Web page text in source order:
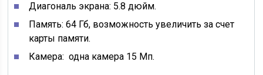
Диагональ экрана: 5.8 дюйм.
Память: 64 Гб, возможность увеличить за счет
карты памяти.
Камера: одна камера 15 Мп.